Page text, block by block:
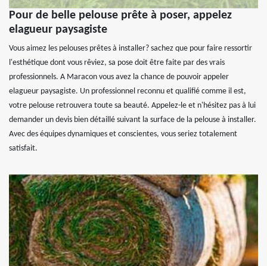
Pour de belle pelouse prête à poser, appelez
elagueur paysagiste
Vous aimez les pelouses prêtes à installer? sachez que pour faire ressortir
l'esthétique dont vous rêviez, sa pose doit être faite par des vrais
professionnels. A Maracon vous avez la chance de pouvoir appeler
elagueur paysagiste. Un professionnel reconnu et qualifié comme il est,
votre pelouse retrouvera toute sa beauté. Appelez-le et n'hésitez pas à lui
demander un devis bien détaillé suivant la surface de la pelouse à installer.
Avec des équipes dynamiques et conscientes, vous seriez totalement
satisfait.